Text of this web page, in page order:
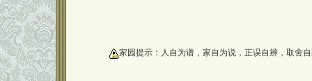
家园提示：人自为谱，家自为说，正误自辨，取舍